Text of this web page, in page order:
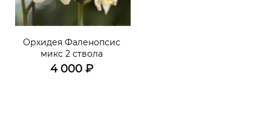
Орхидея Фаленопсис
микс 2 ствола
4 000₽